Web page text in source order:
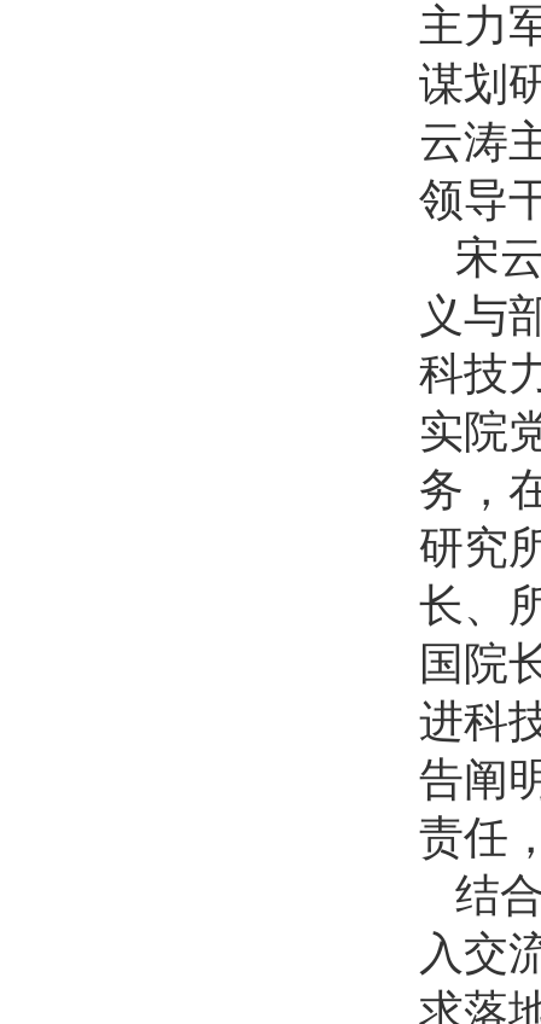
主力
谋划
云涛
领导
宋
义与
科技
实院
务，
研究
长、
国院
进科
告阐
责任
结
入交
求落